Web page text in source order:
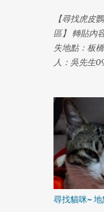
【尋找虎皮
區】 轉貼內
失地點：板
人：吳先生
尋找貓咪~